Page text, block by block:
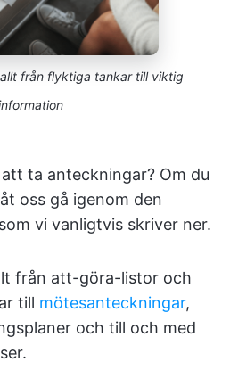
från flyktiga tankar till viktig
ta anteckningar? Om du
oss gå igenom den
vi vanligtvis skriver ner.
från att-göra-listor och
till mötesanteckningar,
och till och med